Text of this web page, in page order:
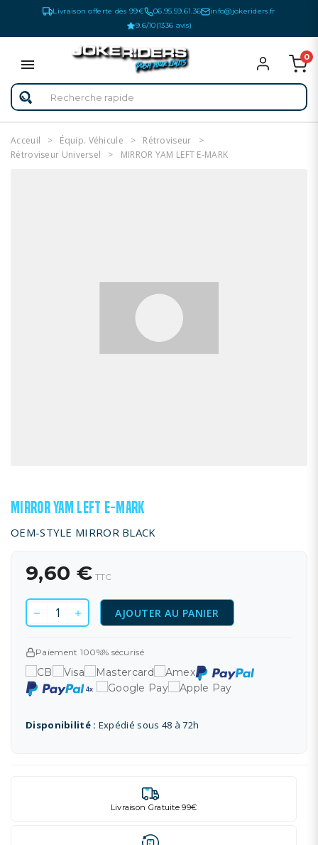
Livraison offerte dès 99€ 06.95.59.61.36
info@jokeriders.fr
9.6/10(1336 avis)
0
Acceuil Équip. Véhicule
Rétroviseur
Rétroviseur Universel
MIRROR YAM LEFT E-MARK
MIRROR YAM LEFT E-MARK
OEM-STYLE MIRROR BLACK
9,60 € TTC
AJOUTER AU PANIER
Paiement 100%% sécurisé
Disponibilité : Expédié sous 48 à 72h
Livraison Gratuite 99€